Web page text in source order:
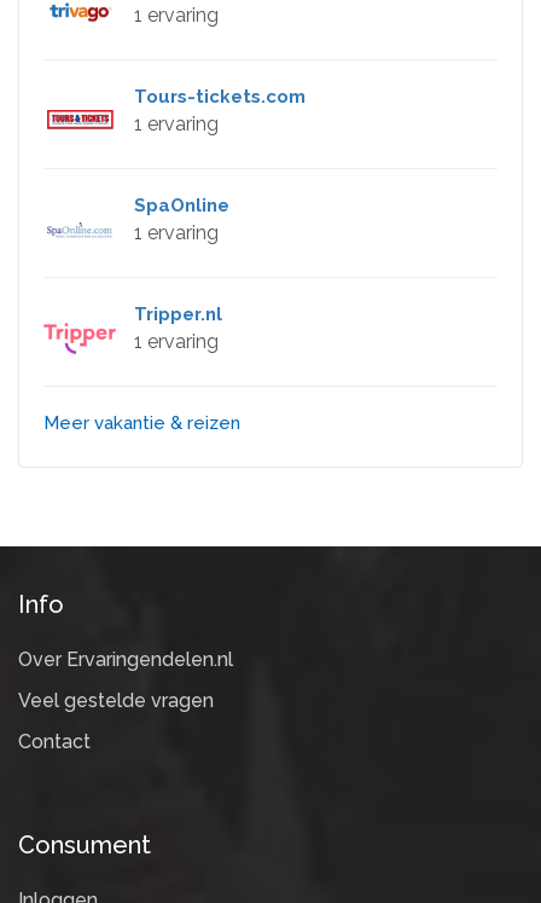
1 ervaring
Tours-tickets.com
1 ervaring
SpaOnline
1 ervaring
Tripper.nl
1 ervaring
Meer vakantie & reizen
Info
Over Ervaringendelen.nl
Veel gestelde vragen
Contact
Consument